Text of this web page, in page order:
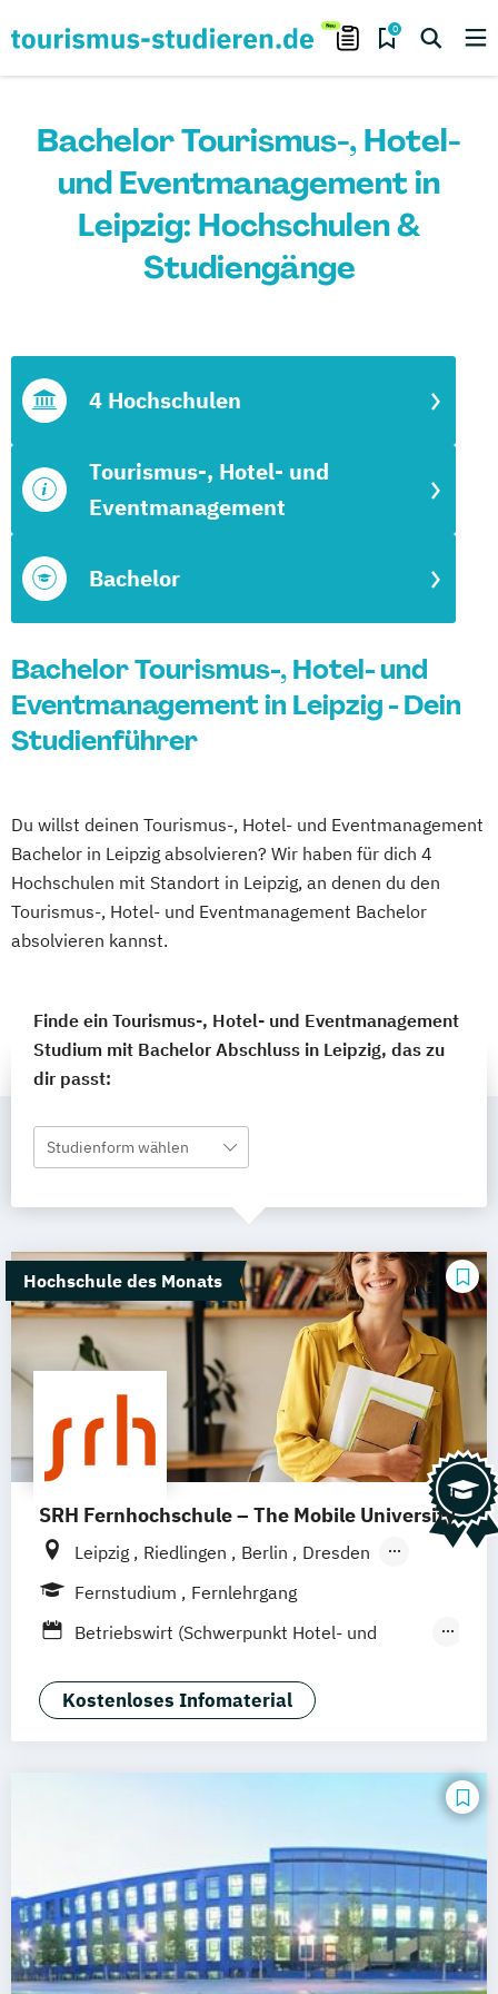
0
Bachelor Tourismus-, Hotel-
und Eventmanagement in
Leipzig: Hochschulen &
Studiengänge
Bachelor
Tourismus-, Hotel- und
Eventmanagement
4 Hochschulen
Bachelor Tourismus-, Hotel- und
Eventmanagement in Leipzig - Dein
Studienführer
Du willst deinen Tourismus-, Hotel- und Eventmanagement
Bachelor in Leipzig absolvieren? Wir haben für dich 4
Hochschulen mit Standort in Leipzig, an denen du den
Tourismus-, Hotel- und Eventmanagement Bachelor
absolvieren kannst.
Finde ein Tourismus-, Hotel- und Eventmanagement
Studium mit Bachelor Abschluss in Leipzig, das zu
dir passt:
Studienform wählen
Hochschule des Monats
SRH Fernhochschule – The Mobile University
Leipzig Riedlingen Berlin
Dresden
Düsseldorf
Hamburg Hannover
Mannheim
Wertheim Wien
Frankfurt am Main Hamm Zürich
Fernstudium
Fernlehrgang
Betriebswirt (Schwerpunkt Hotel- und
Betriebswirtschaft und Hotelmanagement
Kostenloses Infomaterial